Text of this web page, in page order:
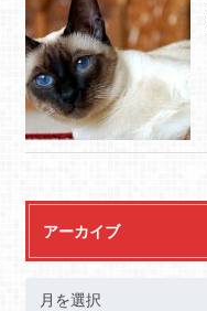
アーカイブ